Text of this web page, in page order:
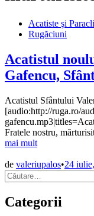
PublicatAcatiste şi
Rugăciuni
Acatistul
Gafencu,
Acatistul Sfântului
[audio:http://ruga.ro/
Fratele nostru,
mai mult
de valeriupalos•24
Caută
după:
Categorii